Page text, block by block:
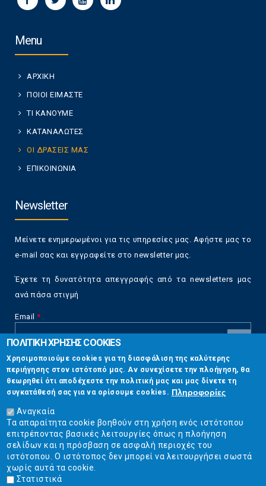
Menu
ΑΡΧΙΚΗ
ΠΟΙΟΙ ΕΙΜΑΣΤΕ
ΤΙ ΚΑΝΟΥΜΕ
ΚΑΤΑΝΑΛΩΤΕΣ
ΟΙ ΔΡΑΣΕΙΣ ΜΑΣ
ΕΠΙΚΟΙΝΩΝΙΑ
Newsletter
Μείνετε ενημερωμένοι για τις υπηρεσίες μας. Αφήστε μας το
e-mail σας και εγγραφείτε στο newsletter μας.
Έχετε τη δυνατότητα απεγγραφής από τα newsletters μας
ανά πάσα στιγμή
Email *
CAPTCHA
This
question is
for testing
whether or
not you are a
human visitor
and to
prevent
automated
spam
submissions.
Επικοινωνία
Στουρνάρη 17, Αθήνα 10683
2103304444
info@ekpizo.gr
www.ekpizo.gr
ΠΟΛΙΤΙΚΗ ΧΡΗΣΗΣ COOKIES
Χρησιμοποιούμε cookies για τη διασφάλιση της καλύτερης
περιήγησης στον ιστότοπό μας. Αν συνεχίσετε την πλοήγηση, θα
θεωρηθεί ότι αποδέχεστε την πολιτική μας και μας δίνετε τη
συγκατάθεσή σας για να ορίσουμε cookies. Πληροφορίες
Αναγκαία
Τα απαραίτητα cookie βοηθούν στη χρήση ενός ιστότοπου
επιτρέποντας βασικές λειτουργίες όπως η πλοήγηση
σελίδων και η πρόσβαση σε ασφαλή περιοχές του
ιστότοπου. Ο ιστότοπος δεν μπορεί να λειτουργήσει σωστά
χωρίς αυτά τα cookie.
Στατιστικά